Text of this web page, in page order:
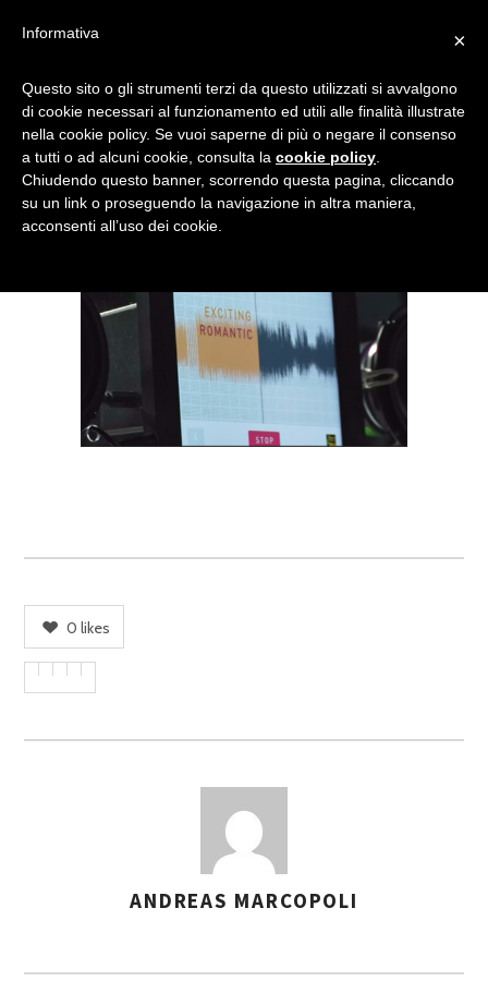
SCHERMATA 2017-07-11
ALLE 12.06.08
0 likes
S
ANDREAS MARCOPOLI
×
Informativa
Questo sito o gli strumenti terzi da questo utilizzati si avvalgono
di cookie necessari al funzionamento ed utili alle finalità illustrate
nella cookie policy. Se vuoi saperne di più o negare il consenso
a tutti o ad alcuni cookie, consulta la cookie policy
Chiudendo questo banner, scorrendo questa pagina, cliccando
su un link o proseguendo la navigazione in altra maniera,
acconsenti all’uso dei cookie.